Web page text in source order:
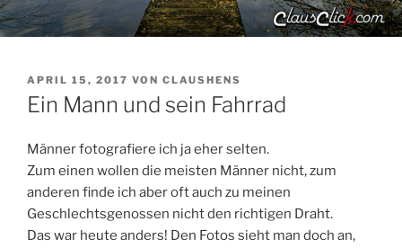
VERÖFFENTLICHT
AM
APRIL 15, 2017 VON CLAUSHENS
Ein Mann und sein Fahrrad
Männer fotografiere ich ja eher selten.
Zum einen wollen die meisten Männer nicht, zum
anderen finde ich aber oft auch zu meinen
Geschlechtsgenossen nicht den richtigen Draht.
Das war heute anders! Den Fotos sieht man doch an,